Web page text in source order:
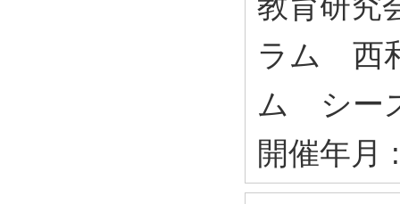
ラム 西
ム シー
開催年月